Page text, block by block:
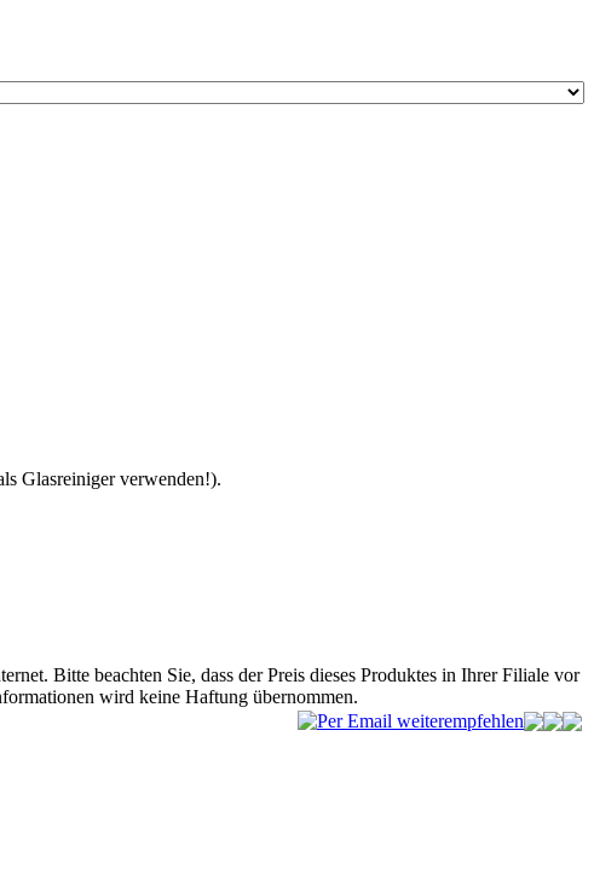
Glasreiniger verwenden!).
Bitte beachten Sie, dass der Preis dieses Produktes in Ihrer Filiale vor
wird keine Haftung übernommen.